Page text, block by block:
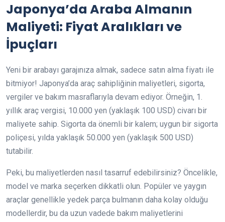
Japonya’da Araba Almanın
Maliyeti: Fiyat Aralıkları ve
İpuçları
Yeni bir arabayı garajınıza almak, sadece satın alma fiyatı ile
bitmiyor! Japonya’da araç sahipliğinin maliyetleri, sigorta,
vergiler ve bakım masraflarıyla devam ediyor. Örneğin, 1.
yıllık araç vergisi, 10.000 yen (yaklaşık 100 USD) civarı bir
maliyete sahip. Sigorta da önemli bir kalem; uygun bir sigorta
poliçesi, yılda yaklaşık 50.000 yen (yaklaşık 500 USD)
tutabilir.
Peki, bu maliyetlerden nasıl tasarruf edebilirsiniz? Öncelikle,
model ve marka seçerken dikkatli olun. Popüler ve yaygın
araçlar genellikle yedek parça bulmanın daha kolay olduğu
modellerdir, bu da uzun vadede bakım maliyetlerini